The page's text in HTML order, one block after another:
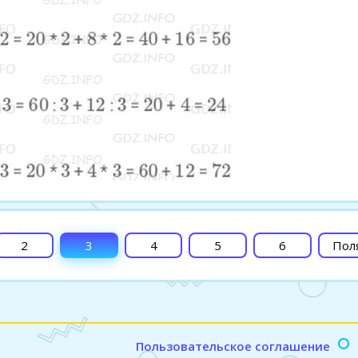
2 3 4 5 6
Пользовательское соглашение